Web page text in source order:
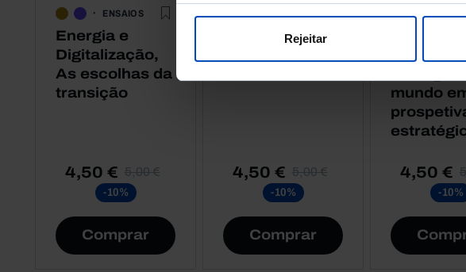
Rejeitar
ENSAIOS
Energia e
Digitalização,
As escolhas da
transição
4,50 € 5,00 €
-10%
Comprar
Regiões
4,50 € 5,00 €
-10%
Comprar
mundo
4,50 €
-10%